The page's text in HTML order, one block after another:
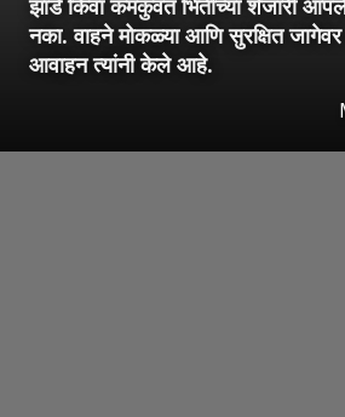
नका. वाहने मोकळ्या आणि सुरक्षित
आवाहन त्यांनी केले आहे.